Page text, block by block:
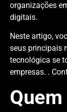
organizações
digitais.
Neste artigo,
seus principais
tecnológica se
empresas. .